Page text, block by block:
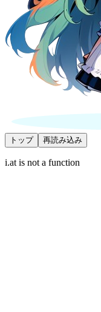
トップ 再読み込み
i.at is not a function